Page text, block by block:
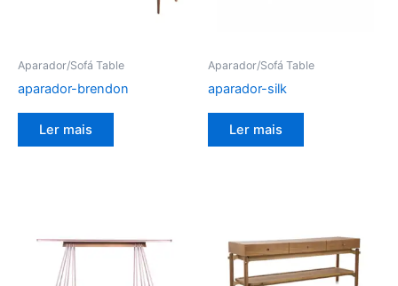
Aparador/Sofá Table
aparador-brendon
Ler mais
Aparador/Sofá Table
aparador-silk
Ler mais